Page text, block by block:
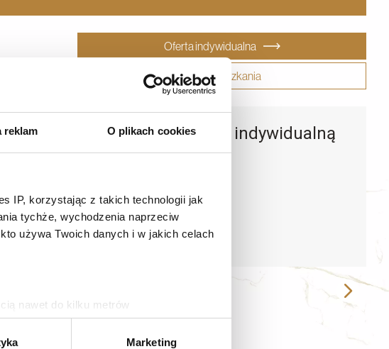
reklam O plikach cookies
IP, korzystając z takich technologii jak
tychże, wychodzenia naprzeciw
używa Twoich danych i w jakich celach
nawet do kilku metrów
je zbiory danych (fingerprinting, czyli
Marketing
Oferta indywidualna
Karta mieszkania
Zapytaj o ofertę indywidualną
Biuro Sprzedaży: